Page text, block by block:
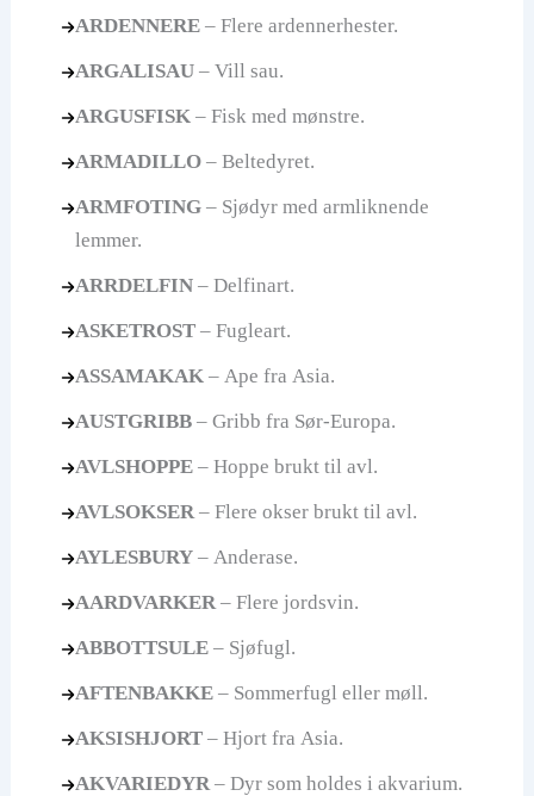
ARDENNERE – Flere ardennerhester.
ARGALISAU – Vill sau.
ARGUSFISK – Fisk med mønstre.
ARMADILLO – Beltedyret.
ARMFOTING – Sjødyr med armliknende
lemmer.
ARRDELFIN – Delfinart.
ASKETROST – Fugleart.
ASSAMAKAK – Ape fra Asia.
AUSTGRIBB – Gribb fra Sør-Europa.
AVLSHOPPE – Hoppe brukt til avl.
AVLSOKSER – Flere okser brukt til avl.
AYLESBURY – Anderase.
AARDVARKER – Flere jordsvin.
ABBOTTSULE – Sjøfugl.
AFTENBAKKE – Sommerfugl eller møll.
AKSISHJORT – Hjort fra Asia.
AKVARIEDYR – Dyr som holdes i akvarium.